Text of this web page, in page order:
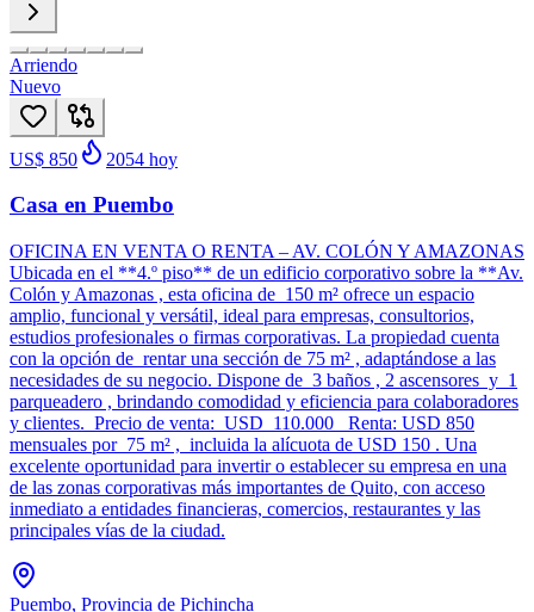
Arriendo
Nuevo
US$ 850 2054 hoy
Casa en Puembo
OFICINA EN VENTA O RENTA – AV. COLÓN Y AMAZONAS
Ubicada en el **4.º piso** de un edificio corporativo sobre la **Av.
Colón y Amazonas , esta oficina de 150 m² ofrece un espacio
amplio, funcional y versátil, ideal para empresas, consultorios,
estudios profesionales o firmas corporativas. La propiedad cuenta
con la opción de rentar una sección de 75 m² , adaptándose a las
necesidades de su negocio. Dispone de 3 baños , 2 ascensores y 1
parqueadero , brindando comodidad y eficiencia para colaboradores
y clientes. Precio de venta: USD 110.000 Renta: USD 850
mensuales por 75 m² , incluida la alícuota de USD 150 . Una
excelente oportunidad para invertir o establecer su empresa en una
de las zonas corporativas más importantes de Quito, con acceso
inmediato a entidades financieras, comercios, restaurantes y las
principales vías de la ciudad.
Puembo, Provincia de Pichincha